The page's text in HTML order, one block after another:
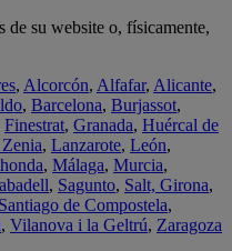
de su website o, físicamente,
, Alcorcón, Alfafar, Alicante,
, Barcelona, Burjassot,
Finestrat, Granada, Huércal de
, Lanzarote, León,
, Málaga, Murcia,
, Sagunto, Salt, Girona,
Santiago de Compostela,
, Vilanova i la Geltrú, Zaragoza